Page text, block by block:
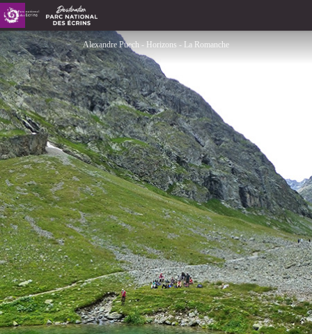
Sources de la Romanche
Alexandre Puech - Horizons - La Romanche